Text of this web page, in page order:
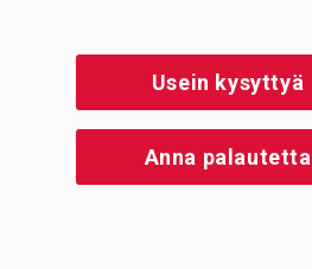
Usein kysyttyä
Anna palautetta